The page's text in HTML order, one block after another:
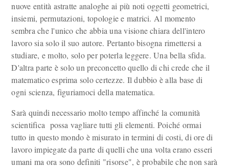
nuove entità astratte analoghe ai più noti oggetti geometrici,
insiemi, permutazioni, topologie e matrici. Al momento
sembra che l'unico che abbia una visione chiara dell'intero
lavoro sia solo il suo autore. Pertanto bisogna rimettersi a
studiare, e molto, solo per poterla leggere. Una bella sfida.
D'altra parte è solo un preconcetto quello di chi crede che il
matematico esprima solo certezze. Il dubbio è alla base di
ogni scienza, figuriamoci della matematica.
Sarà quindi necessario molto tempo affinché la comunità
scientifica possa vagliare tutti gli elementi. Poiché ormai
tutto in questo mondo è misurato in termini di costi, di ore di
lavoro impiegate da parte di quelli che una volta erano esseri
umani ma ora sono definiti "risorse", è probabile che non sarà